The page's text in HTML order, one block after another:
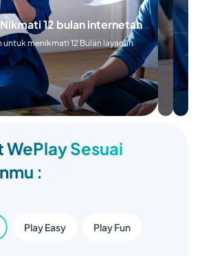
12 bulan internetan
untuk menikmati 12 Bulan layanan
WePlay Sesuai
:
Play Easy Play Fun